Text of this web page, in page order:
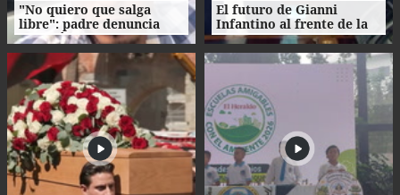
"No quiero que salga
libre": padre denuncia
agresión de su propio
hijo en La Ceiba
El futuro de Gianni
Infantino al frente de la
FIFA enfrenta
cuestionamientos